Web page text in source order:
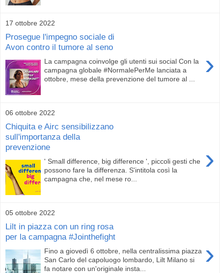
17 ottobre 2022
Prosegue l'impegno sociale di
Avon contro il tumore al seno
›
La campagna coinvolge gli utenti sui social Con la
campagna globale #NormalePerMe lanciata a
ottobre, mese della prevenzione del tumore al ...
06 ottobre 2022
Chiquita e Airc sensibilizzano
sull'importanza della
prevenzione
›
' Small difference, big difference ', piccoli gesti che
possono fare la differenza. S'intitola così la
campagna che, nel mese ro...
05 ottobre 2022
Lilt in piazza con un ring rosa
per la campagna #Jointhefight
›
Fino a giovedì 6 ottobre, nella centralissima piazza
San Carlo del capoluogo lombardo, Lilt Milano si
fa notare con un'originale insta...